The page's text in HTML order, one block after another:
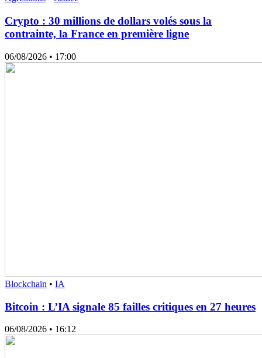
Crypto : 30 millions de dollars volés sous la
contrainte, la France en première ligne
06/08/2026 • 17:00
Blockchain • IA
Bitcoin : L’IA signale 85 failles critiques en 27 heures
06/08/2026 • 16:12